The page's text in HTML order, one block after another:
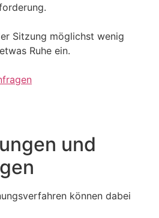
Sitzung möglichst wenig
Ruhe ein.
und
können dabei